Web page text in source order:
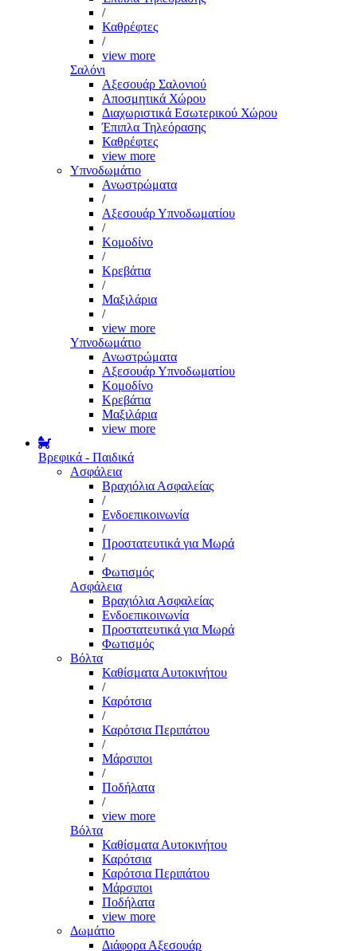
/
Καθρέφτες
/
view more
Σαλόνι
Αξεσουάρ Σαλονιού
Αποσμητικά Χώρου
Διαχωριστικά Εσωτερικού Χώρου
Έπιπλα Τηλεόρασης
Καθρέφτες
view more
Υπνοδωμάτιο
Ανωστρώματα
/
Αξεσουάρ Υπνοδωματίου
/
Κομοδίνο
/
Κρεβάτια
/
Μαξιλάρια
/
view more
Υπνοδωμάτιο
Ανωστρώματα
Αξεσουάρ Υπνοδωματίου
Κομοδίνο
Κρεβάτια
Μαξιλάρια
view more
Βρεφικά - Παιδικά
Ασφάλεια
Βραχιόλια Ασφαλείας
/
Ενδοεπικοινωνία
/
Προστατευτικά για Μωρά
/
Φωτισμός
Ασφάλεια
Βραχιόλια Ασφαλείας
Ενδοεπικοινωνία
Προστατευτικά για Μωρά
Φωτισμός
Βόλτα
Καθίσματα Αυτοκινήτου
/
Καρότσια
/
Καρότσια Περιπάτου
/
Μάρσιποι
/
Ποδήλατα
/
view more
Βόλτα
Καθίσματα Αυτοκινήτου
Καρότσια
Καρότσια Περιπάτου
Μάρσιποι
Ποδήλατα
view more
Δωμάτιο
Διάφορα Αξεσουάρ